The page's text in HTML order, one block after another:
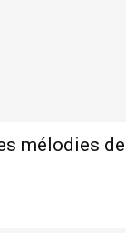
mélodies de